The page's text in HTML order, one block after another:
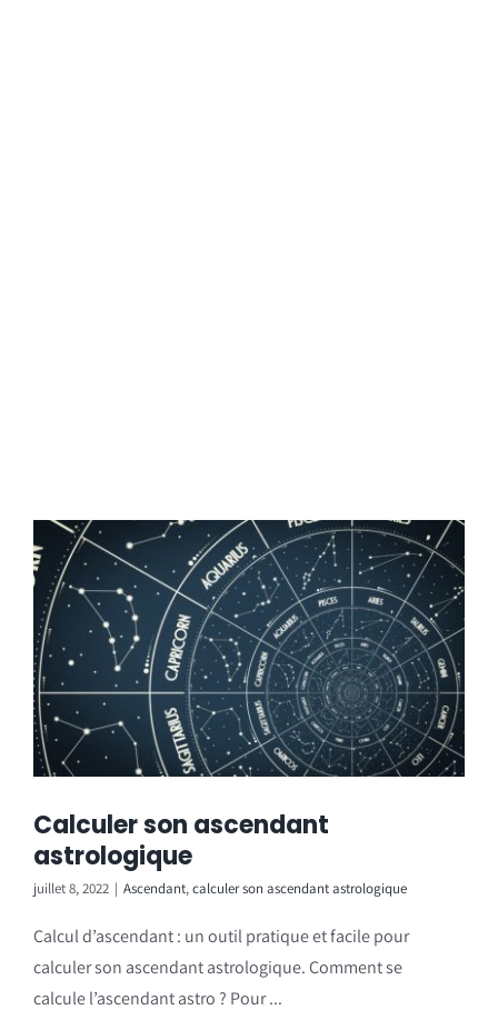
Calculer son ascendant
astrologique
juillet 8, 2022 | Ascendant,calculer son ascendant astrologique
Calcul d’ascendant : un outil pratique et facile pour
calculer son ascendant astrologique. Comment se
calcule l’ascendant astro ? Pour ...